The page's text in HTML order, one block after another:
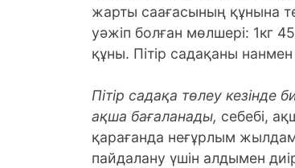
жарты саағасының құнына
уәжіп болған мөлшері: 1кг
құны. Пітір садақаны
Пітір садақа төлеу кезінде
ақша бағаланады, себебі,
қарағанда неғұрлым
пайдалану үшін алдымен